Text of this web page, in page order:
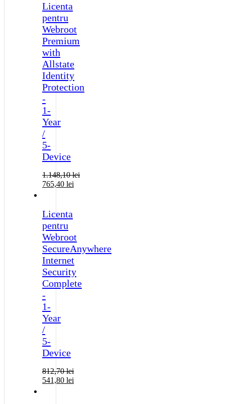
Licenta
pentru
Webroot
Premium
with
Allstate
Identity
Protection
-
1-
Year
/
5-
Device
1.148,10lei
765,40 lei
Licenta
pentru
Webroot
SecureAnywhere
Internet
Security
Complete
-
1-
Year
/
5-
Device
812,70lei
541,80 lei